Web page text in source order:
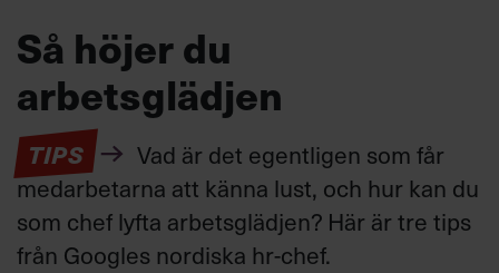
Så höjer du
arbetsglädjen
TIPS
Vad är det egentligen som får
medarbetarna att känna lust, och hur kan du
som chef lyfta arbetsglädjen? Här är tre tips
från Googles nordiska hr-chef.